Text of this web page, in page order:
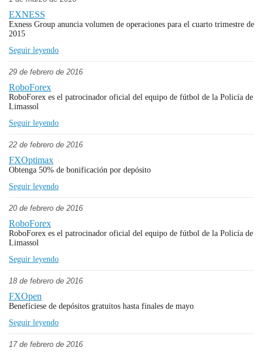
EXNESS
Exness Group anuncia volumen de operaciones para el cuarto trimestre de
2015
Seguir leyendo
29 de febrero de 2016
RoboForex
RoboForex es el patrocinador oficial del equipo de fútbol de la Policía de
Limassol
Seguir leyendo
22 de febrero de 2016
FXOptimax
Obtenga 50% de bonificación por depósito
Seguir leyendo
20 de febrero de 2016
RoboForex
RoboForex es el patrocinador oficial del equipo de fútbol de la Policía de
Limassol
Seguir leyendo
18 de febrero de 2016
FXOpen
Benefíciese de depósitos gratuitos hasta finales de mayo
Seguir leyendo
17 de febrero de 2016